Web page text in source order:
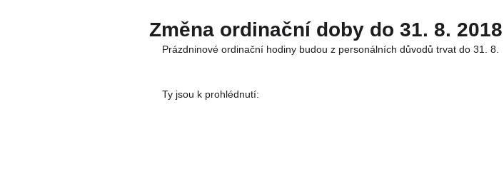
Změna ordinační doby do 31. 8. 2018
Prázdninové ordinační hodiny budou z personálních důvodů trvat do 31. 8.
Ty jsou k prohlédnutí: